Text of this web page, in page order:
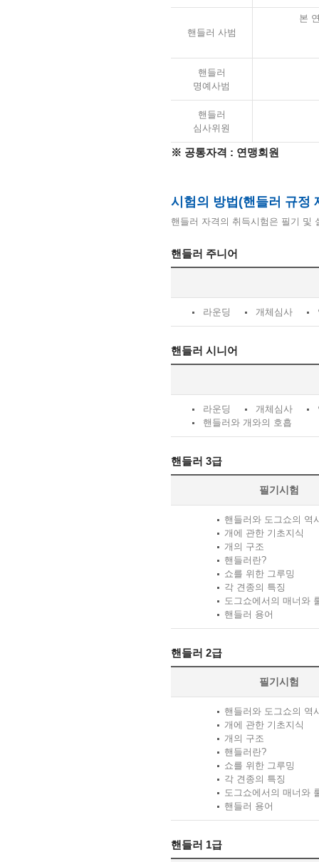
핸들러 사범
본
핸들러
명예사범
핸들러
심사위원
※ 공통자격 : 연맹회원
시험의 방법(핸들러 규정
핸들러 자격의 취득시험은 필기 및
핸들러 주니어
라운딩 개체심사
핸들러 시니어
라운딩 개체심사
핸들러와 개와의 호흡
핸들러 3급
필기시험
핸들러와 도그쇼의 역
개에 관한 기초지식
개의 구조
핸들러란?
쇼를 위한 그루밍
각 견종의 특징
도그쇼에서의 매너와
핸들러 용어
핸들러 2급
필기시험
핸들러와 도그쇼의 역
개에 관한 기초지식
개의 구조
핸들러란?
쇼를 위한 그루밍
각 견종의 특징
도그쇼에서의 매너와
핸들러 용어
핸들러 1급